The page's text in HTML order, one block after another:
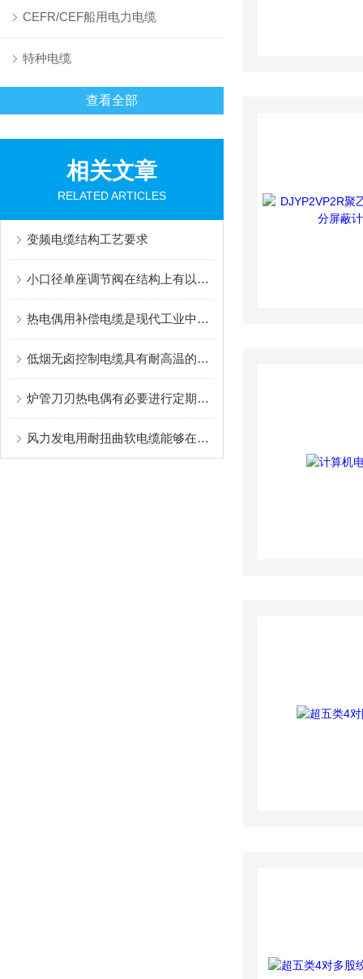
CEFR/CEF船用电力电缆
特种电缆
查看全部
相关文章
RELATED ARTICLES
变频电缆结构工艺要求
小口径单座调节阀在结构上有以下几个特别之处
热电偶用补偿电缆是现代工业中非常重要的测量设备
低烟无卤控制电缆具有耐高温的特点
炉管刀刃热电偶有必要进行定期校准
风力发电用耐扭曲软电缆能够在设备运转时承受一定的扭转力